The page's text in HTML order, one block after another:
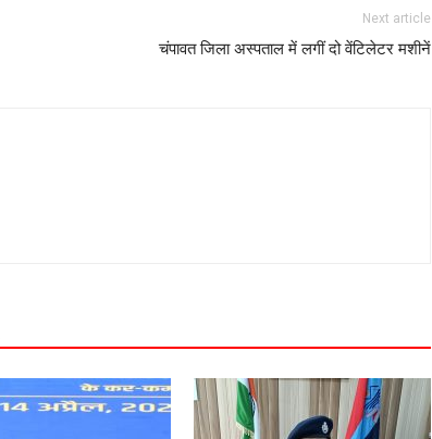
Next article
चंपावत जिला अस्पताल में लगीं दो वेंटिलेटर मशीनें